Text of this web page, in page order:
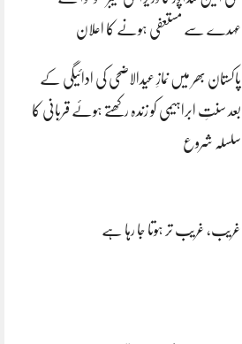
عہدے سے مستعفی ہونے کا اعلان
پاکستان بھر میں نمازِ عیدالاضحی کی ادائیگی کے
بعد سنتِ ابراہیمی کو زندہ رکھتے ہوئے قربانی کا
سلسلہ شروع
غریب، غریب تر ہوتا جا رہا ہے